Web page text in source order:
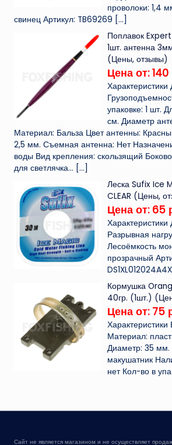
проволоки: 1,4
свинец Артикул: TB69269 […]
Поплавок
1шт. антенна
(Цены, отзывы)
Цена от: 140
Характеристики
упаковке: 1 шт.
см. Диаметр
Материал: Бальза Цвет антенны:
2,5 мм. Съемная антенна: Нет
воды Вид крепления: скользящий
для светлячка... […]
Леска Sufix Ice
CLEAR (Цены,
Цена от: 65
Разрывная
Лесоёмкость
прозрачный
DS1XL012024A4X
Кормушка
40гр. (1шт.)
Цена от: 75
Характеристики
Материал:
Диаметр: 35 мм.
макушатник
нет Кол-во в
Сайт не является магазином и не осуществляет